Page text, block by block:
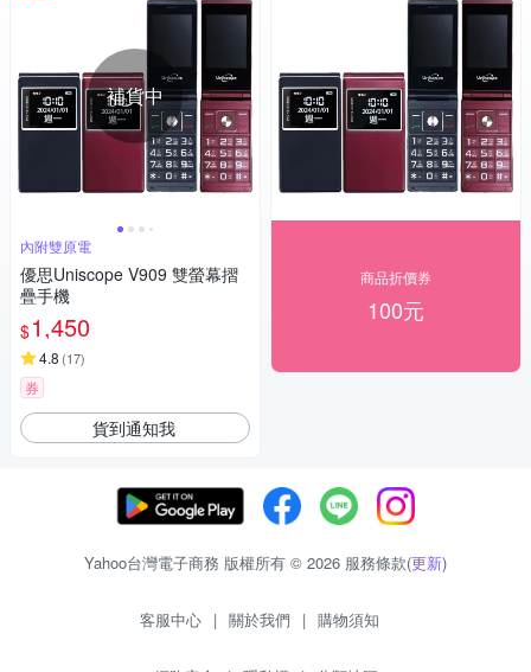
補貨中
內附雙原電
優思Uniscope V909 雙螢幕摺
疊手機
$1,450
4.8 (17)
券
貨到通知我
商品折價券
100元
Yahoo台灣電子商務 版權所有 © 2026 服務條款(更新)
客服中心 | 關於我們 | 購物須知